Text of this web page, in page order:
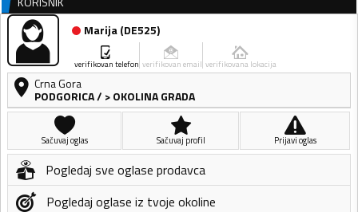
Marija(DE525)
verifikovan telefon verifikovan email verifikovana lokacija
Crna Gora
PODGORICA/ > OKOLINA GRADA
Sačuvaj oglas Sačuvaj profil Prijavi oglas
Pogledaj sve oglase prodavca
Pogledaj oglase iz tvoje okoline